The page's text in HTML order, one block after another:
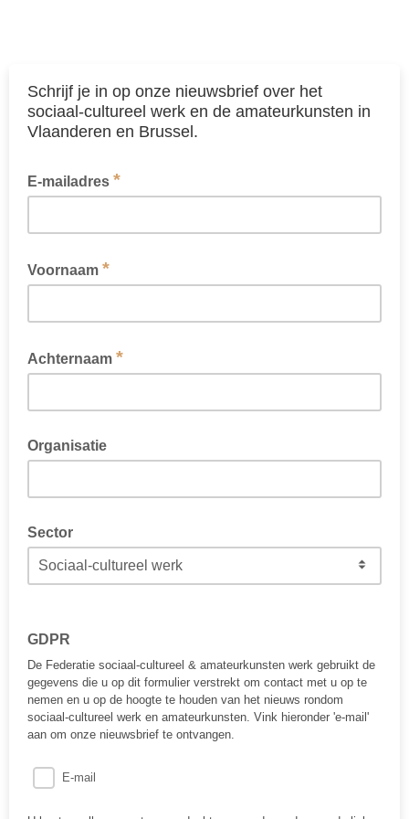
Schrijf je in op onze nieuwsbrief over het
sociaal-cultureel werk en de amateurkunsten in
Vlaanderen en Brussel.
E-mailadres *
Voornaam *
Achternaam *
Organisatie
Sector
GDPR
De Federatie sociaal-cultureel & amateurkunsten werk gebruikt de
gegevens die u op dit formulier verstrekt om contact met u op te
nemen en u op de hoogte te houden van het nieuws rondom
sociaal-cultureel werk en amateurkunsten. Vink hieronder 'e-mail'
aan om onze nieuwsbrief te ontvangen.
E-mail